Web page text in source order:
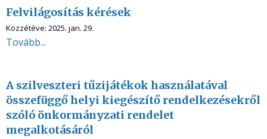
Felvilágosítás kérések
Közzétéve: 2025. jan. 29.
Tovább...
A szilveszteri tűzijátékok használatával
összefüggő helyi kiegészítő rendelkezésekről
szóló önkormányzati rendelet
megalkotásáról